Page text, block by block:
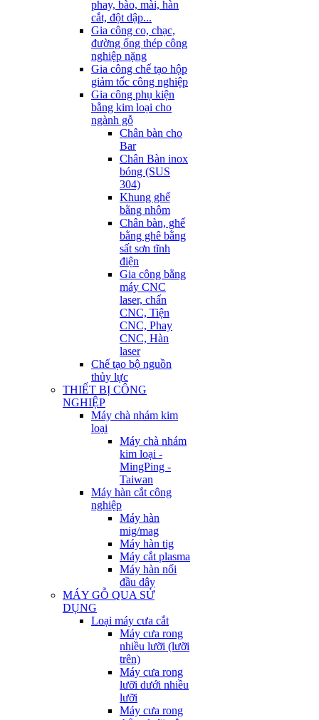
phay, bào, mài, hàn
cắt, đột dập...
Gia công co, chạc,
đường ống thép công
nghiệp nặng
Gia công chế tạo hộp
giảm tốc công nghiệp
Gia công phụ kiện
bằng kim loại cho
ngành gỗ
Chân bàn cho
Bar
Chân Bàn inox
bóng (SUS
304)
Khung ghế
bằng nhôm
Chân bàn, ghế
bằng ghê bằng
sất sơn tĩnh
điện
Gia công bằng
máy CNC
laser, chấn
CNC, Tiện
CNC, Phay
CNC, Hàn
laser
Chế tạo bộ nguồn
thủy lực
THIẾT BỊ CÔNG
NGHIỆP
Máy chà nhám kim
loại
Máy chà nhám
kim loại -
MingPing -
Taiwan
Máy hàn cắt công
nghiệp
Máy hàn
mig/mag
Máy hàn tig
Máy cắt plasma
Máy hàn nối
đầu dây
MÁY GỖ QUA SỬ
DỤNG
Loại máy cưa cắt
Máy cưa rong
nhiều lưỡi (lưỡi
trên)
Máy cưa rong
lưỡi dưới nhiều
lưỡi
Máy cưa rong